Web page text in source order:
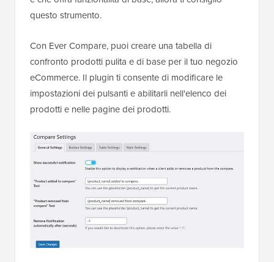
questo strumento.
Con Ever Compare, puoi creare una tabella di
confronto prodotti pulita e di base per il tuo negozio
eCommerce. Il plugin ti consente di modificare le
impostazioni dei pulsanti e abilitarli nell'elenco dei
prodotti e nelle pagine dei prodotti.